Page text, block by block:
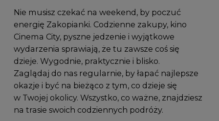
Nie musisz czekać na weekend, by poczuć
energię Zakopianki. Codzienne zakupy, kino
Cinema City, pyszne jedzenie i wyjątkowe
wydarzenia sprawiają, że tu zawsze coś się
dzieje. Wygodnie, praktycznie i blisko.
Zaglądaj do nas regularnie, by łapać najlepsze
okazje i być na bieżąco z tym, co dzieje się
w Twojej okolicy. Wszystko, co ważne, znajdziesz
na trasie swoich codziennych podróży.